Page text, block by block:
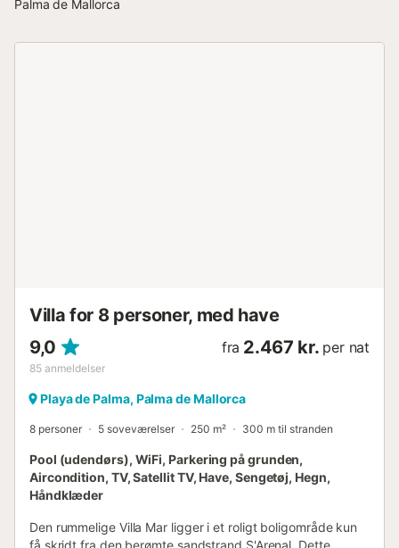
Palma de Mallorca
Villa for 8 personer, med have
9,0
85 anmeldelser
fra 2.467 kr. per nat
Playa de Palma, Palma de Mallorca
8 personer 5 soveværelser 250 m² 300 m til stranden
Pool (udendørs), WiFi, Parkering på grunden,
Aircondition, TV, Satellit TV, Have, Sengetøj, Hegn,
Håndklæder
Den rummelige Villa Mar ligger i et roligt boligområde kun